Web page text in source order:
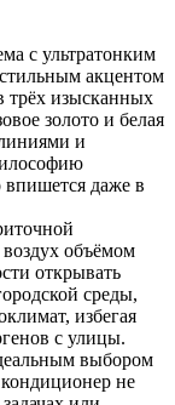
с ультратонким
акцентом
трёх изысканных
золото и белая
и
даже в
объёмом
открывать
среды,
избегая
с улицы.
выбором
не